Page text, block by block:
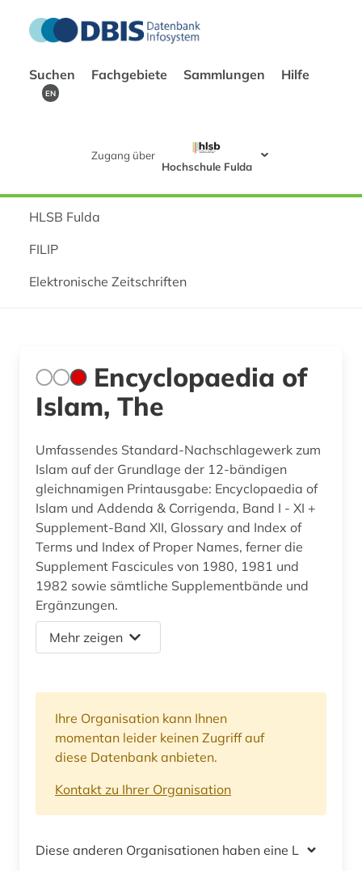
Suchen Fachgebiete Sammlungen Hilfe
EN
Zugang über
Hochschule Fulda
HLSB Fulda
FILIP
Elektronische Zeitschriften
Encyclopaedia of
Islam, The
Umfassendes Standard-Nachschlagewerk zum
Islam auf der Grundlage der 12-bändigen
gleichnamigen Printausgabe: Encyclopaedia of
Islam und Addenda & Corrigenda, Band I - XI +
Supplement-Band XII, Glossary and Index of
Terms und Index of Proper Names, ferner die
Supplement Fascicules von 1980, 1981 und
1982 sowie sämtliche Supplementbände und
Ergänzungen.
Mehr zeigen
Ihre Organisation kann Ihnen
momentan leider keinen Zugriff auf
diese Datenbank anbieten.
Kontakt zu Ihrer Organisation
Diese anderen Organisationen haben eine Lizenz